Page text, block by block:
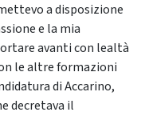
a disposizione
e la mia
avanti con lealtà
le altre formazioni
di Accarino,
decretava il